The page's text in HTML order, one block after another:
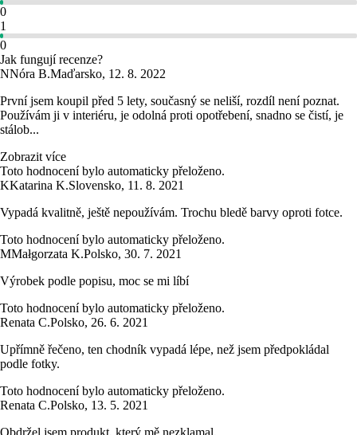
0
1
0
Jak fungují recenze?
NNóra B.Maďarsko, 12. 8. 2022
První jsem koupil před 5 lety, současný se neliší, rozdíl není poznat.
Používám ji v interiéru, je odolná proti opotřebení, snadno se čistí, je
stálob...
Zobrazit více
Toto hodnocení bylo automaticky přeloženo.
KKatarina K.Slovensko, 11. 8. 2021
Vypadá kvalitně, ještě nepoužívám. Trochu bledě barvy oproti fotce.
Toto hodnocení bylo automaticky přeloženo.
MMałgorzata K.Polsko, 30. 7. 2021
Výrobek podle popisu, moc se mi líbí
Toto hodnocení bylo automaticky přeloženo.
Renata C.Polsko, 26. 6. 2021
Upřímně řečeno, ten chodník vypadá lépe, než jsem předpokládal
podle fotky.
Toto hodnocení bylo automaticky přeloženo.
Renata C.Polsko, 13. 5. 2021
Obdržel jsem produkt, který mě nezklamal.